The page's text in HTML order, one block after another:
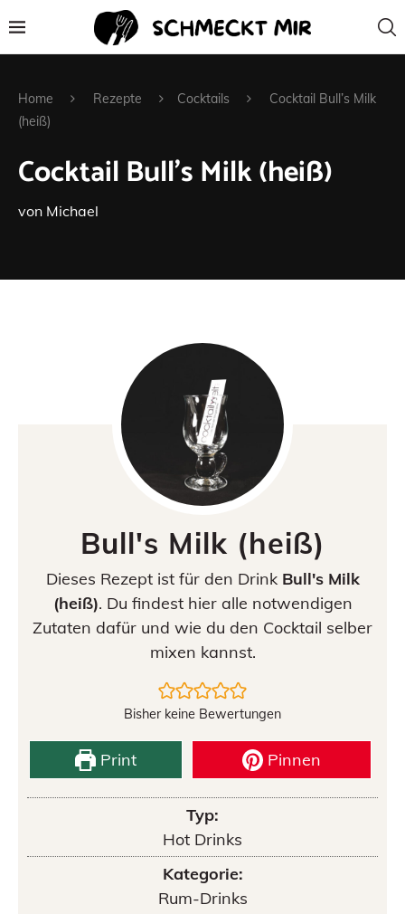
Home Rezepte Cocktails
Cocktail Bull’s Milk
(heiß)
Cocktail Bull’s Milk (heiß)
von Michael
Bull's Milk (heiß)
Dieses Rezept ist für den Drink Bull's Milk
(heiß). Du findest hier alle notwendigen
Zutaten dafür und wie du den Cocktail selber
mixen kannst.
Bisher keine Bewertungen
Print Pinnen
Typ:
Hot Drinks
Kategorie:
Rum-Drinks